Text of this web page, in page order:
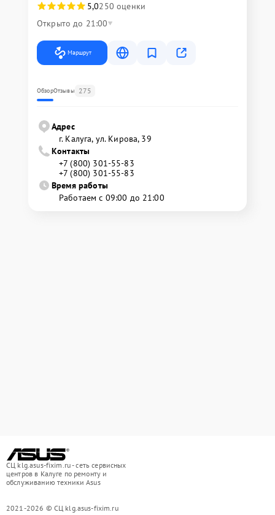
5,0250 оценки
Открыто до 21:00
Маршрут
ОбзорОтзывы 275
Адрес
г. Калуга, ул. Кирова, 39
Контакты
+7 (800) 301-55-83
+7 (800) 301-55-83
Время работы
Работаем с 09:00 до 21:00
СЦ klg.asus-fixim.ru - сеть сервисных
центров в Калуге по ремонту и
обслуживанию техники Asus
2021-2026 © СЦ klg.asus-fixim.ru